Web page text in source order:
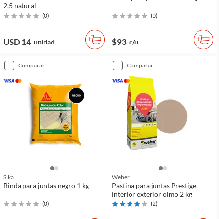
2,5 natural
(0)
USD 14 unidad
(0)
$93 c/u
comparar
Sika
Binda para juntas negro 1 kg
(0)
comparar
Weber
Pastina para juntas Prestige
interior exterior olmo 2 kg
(2)